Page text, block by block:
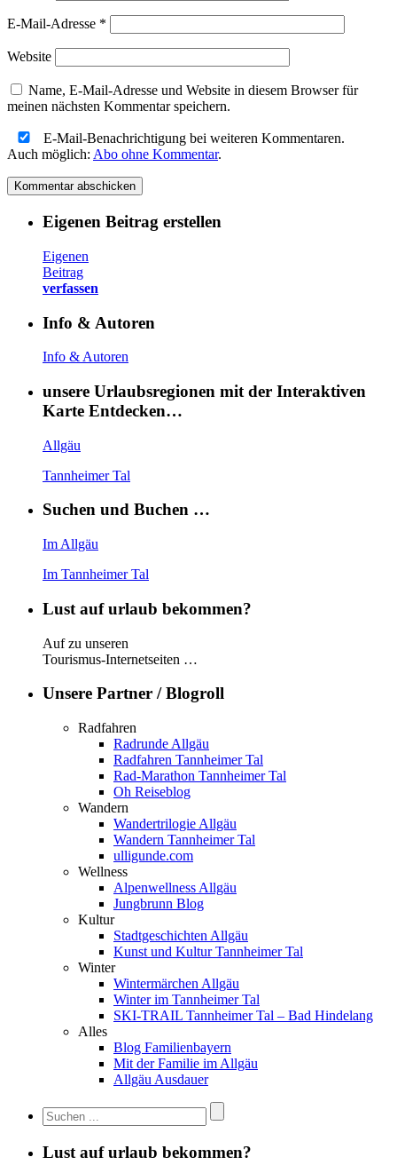
E-Mail-Adresse *
Website
Name, E-Mail-Adresse und Website in diesem Browser für
meinen nächsten Kommentar speichern.
E-Mail-Benachrichtigung bei weiteren Kommentaren.
Auch möglich: Abo ohne Kommentar.
Eigenen Beitrag erstellen
Eigenen
Beitrag
verfassen
Info & Autoren
Info & Autoren
unsere Urlaubsregionen mit der Interaktiven
Karte Entdecken…
Allgäu
Tannheimer Tal
Suchen und Buchen …
Im Allgäu
Im Tannheimer Tal
Lust auf urlaub bekommen?
Auf zu unseren
Tourismus-Internetseiten …
Unsere Partner / Blogroll
Radfahren
Radrunde Allgäu
Radfahren Tannheimer Tal
Rad-Marathon Tannheimer Tal
Oh Reiseblog
Wandern
Wandertrilogie Allgäu
Wandern Tannheimer Tal
ulligunde.com
Wellness
Alpenwellness Allgäu
Jungbrunn Blog
Kultur
Stadtgeschichten Allgäu
Kunst und Kultur Tannheimer Tal
Winter
Wintermärchen Allgäu
Winter im Tannheimer Tal
SKI-TRAIL Tannheimer Tal – Bad Hindelang
Alles
Blog Familienbayern
Mit der Familie im Allgäu
Allgäu Ausdauer
Lust auf urlaub bekommen?